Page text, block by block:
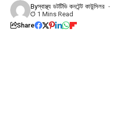
Byস্বাস্থ্য ডটটিভি কনটেন্ট কাউন্সিলর
1 Mins Read
Share